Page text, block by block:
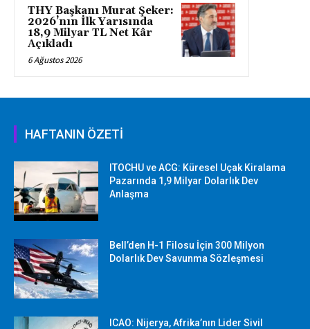
THY Başkanı Murat Şeker:
2026’nın İlk Yarısında
18,9 Milyar TL Net Kâr
Açıkladı
6 Ağustos 2026
HAFTANIN ÖZETİ
ITOCHU ve ACG: Küresel Uçak Kiralama
Pazarında 1,9 Milyar Dolarlık Dev
Anlaşma
Bell’den H-1 Filosu İçin 300 Milyon
Dolarlık Dev Savunma Sözleşmesi
ICAO: Nijerya, Afrika’nın Lider Sivil